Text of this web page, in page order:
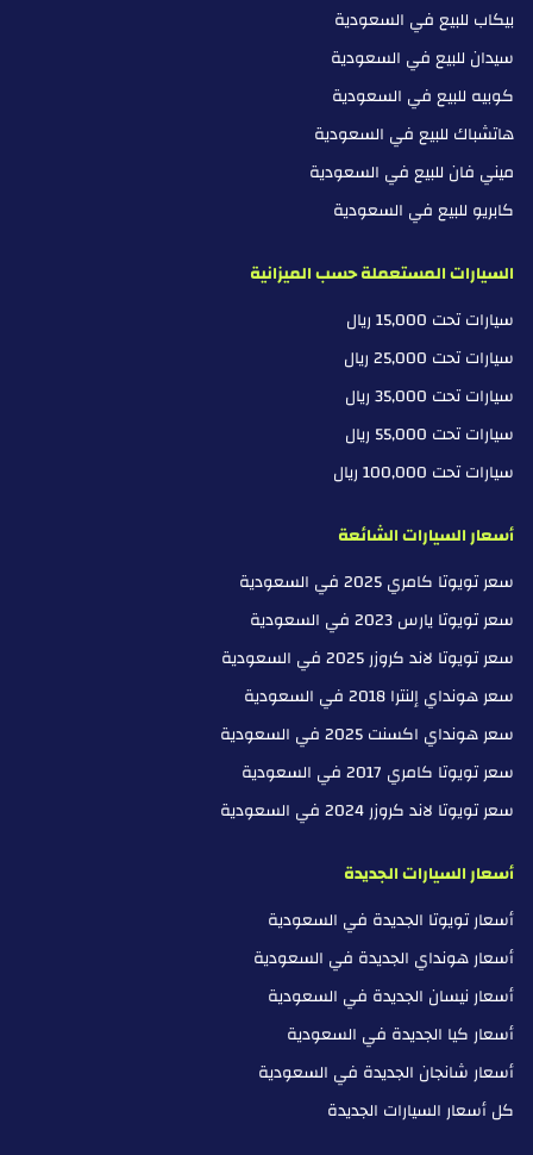
تاتا
زيكير
زوتي
زي إكس أوتو
بيكاب للبيع في السعودية
سيدان للبيع في السعودية
كوبيه للبيع في السعودية
هاتشباك للبيع في السعودية
ميني فان للبيع في السعودية
كابريو للبيع في السعودية
السيارات المستعملة حسب الميزانية
سيارات تحت 15,000 ريال
سيارات تحت 25,000 ريال
سيارات تحت 35,000 ريال
سيارات تحت 55,000 ريال
سيارات تحت 100,000 ريال
أسعار السيارات الشائعة
سعر تويوتا كامري 2025 في السعودية
سعر تويوتا يارس 2023 في السعودية
سعر تويوتا لاند كروزر 2025 في السعودية
سعر هونداي إلنترا 2018 في السعودية
سعر هونداي اكسنت 2025 في السعودية
سعر تويوتا كامري 2017 في السعودية
سعر تويوتا لاند كروزر 2024 في السعودية
أسعار السيارات الجديدة
أسعار تويوتا الجديدة في السعودية
أسعار هونداي الجديدة في السعودية
أسعار نيسان الجديدة في السعودية
أسعار كيا الجديدة في السعودية
أسعار شانجان الجديدة في السعودية
كل أسعار السيارات الجديدة